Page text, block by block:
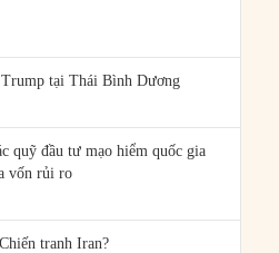
tại Thái Bình Dương
quỹ đầu tư mạo hiểm quốc gia
vốn rủi ro
tranh Iran?